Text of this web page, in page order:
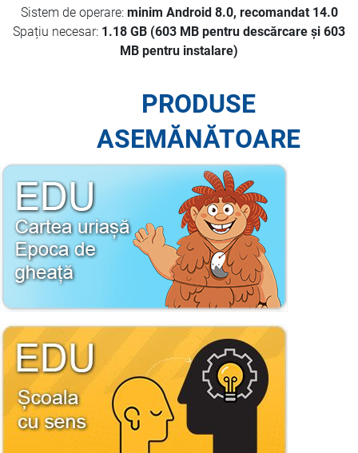
Sistem de operare: minim Android 8.0, recomandat 14.0
Spațiu necesar: 1.18 GB (603 MB pentru descărcare și 603
MB pentru instalare)
PRODUSE
ASEMĂNĂTOARE